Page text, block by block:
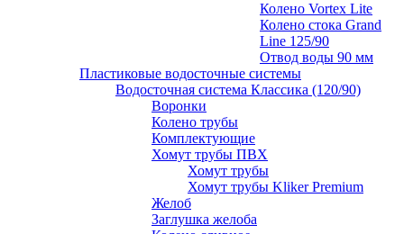
Колено Vortex Lite
Колено стока Grand
Line 125/90
Отвод воды 90 мм
Пластиковые водосточные системы
Водосточная система Классика (120/90)
Воронки
Колено трубы
Комплектующие
Хомут трубы ПВХ
Хомут трубы
Хомут трубы Kliker Premium
Желоб
Заглушка желоба